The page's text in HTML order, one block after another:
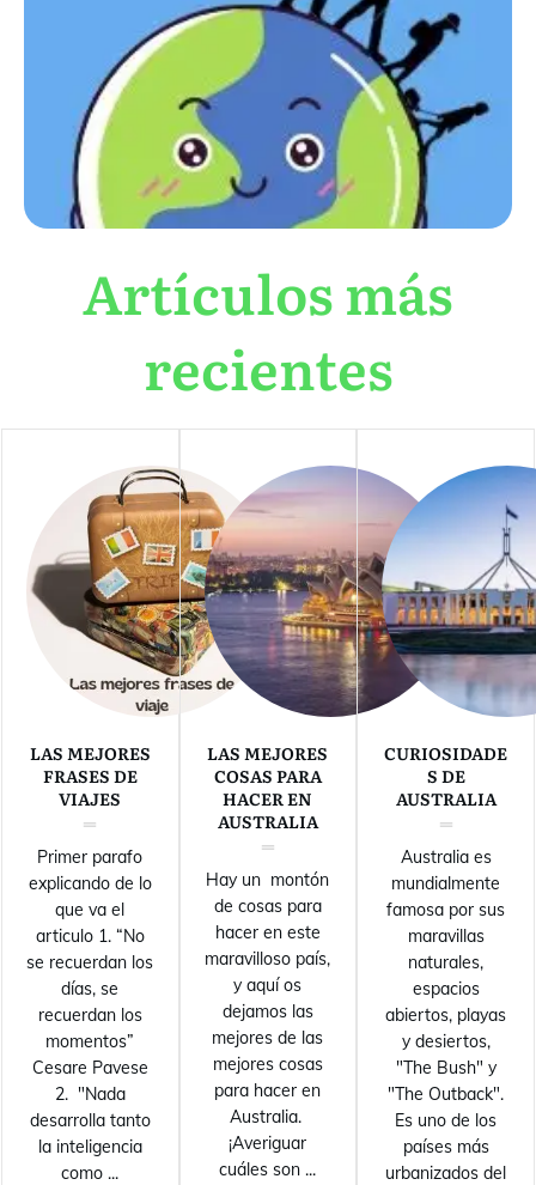
Artículos más
recientes
LAS MEJORES
FRASES DE
VIAJES
Primer parafo
explicando de lo
que va el
articulo 1. “No
se recuerdan los
días, se
recuerdan los
momentos”
Cesare Pavese
2. "Nada
desarrolla tanto
la inteligencia
como ...
LAS MEJORES
COSAS PARA
HACER EN
AUSTRALIA
Hay un montón
de cosas para
hacer en este
maravilloso país,
y aquí os
dejamos las
mejores de las
mejores cosas
para hacer en
Australia.
¡Averiguar
cuáles son ...
CURIOSIDADE
S DE
AUSTRALIA
Australia es
mundialmente
famosa por sus
maravillas
naturales,
espacios
abiertos, playas
y desiertos,
"The Bush" y
"The Outback".
Es uno de los
países más
urbanizados del